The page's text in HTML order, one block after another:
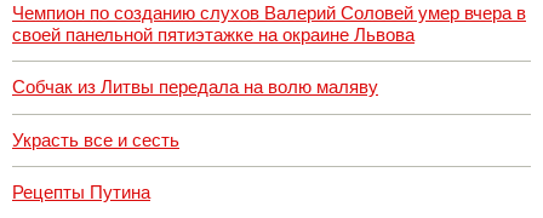
Чемпион по созданию слухов Валерий Соловей умер вчера в
своей панельной пятиэтажке на окраине Львова
Собчак из Литвы передала на волю маляву
Украсть все и сесть
Рецепты Путина